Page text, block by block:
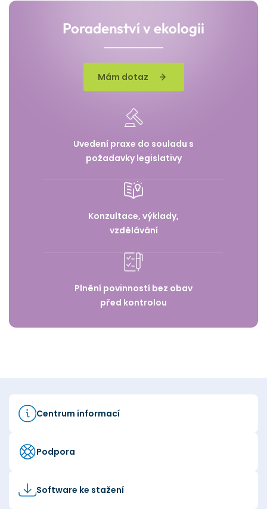
Poradenství v ekologii
Mám dotaz
Uvedení praxe do souladu s
požadavky legislativy
Konzultace, výklady,
vzdělávání
Plnění povinností bez obav
před kontrolou
Centrum informací
Podpora
Software ke stažení